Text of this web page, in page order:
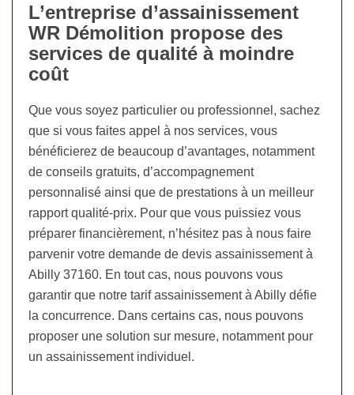
L’entreprise d’assainissement
WR Démolition propose des
services de qualité à moindre
coût
Que vous soyez particulier ou professionnel, sachez
que si vous faites appel à nos services, vous
bénéficierez de beaucoup d’avantages, notamment
de conseils gratuits, d’accompagnement
personnalisé ainsi que de prestations à un meilleur
rapport qualité-prix. Pour que vous puissiez vous
préparer financièrement, n’hésitez pas à nous faire
parvenir votre demande de devis assainissement à
Abilly 37160. En tout cas, nous pouvons vous
garantir que notre tarif assainissement à Abilly défie
la concurrence. Dans certains cas, nous pouvons
proposer une solution sur mesure, notamment pour
un assainissement individuel.